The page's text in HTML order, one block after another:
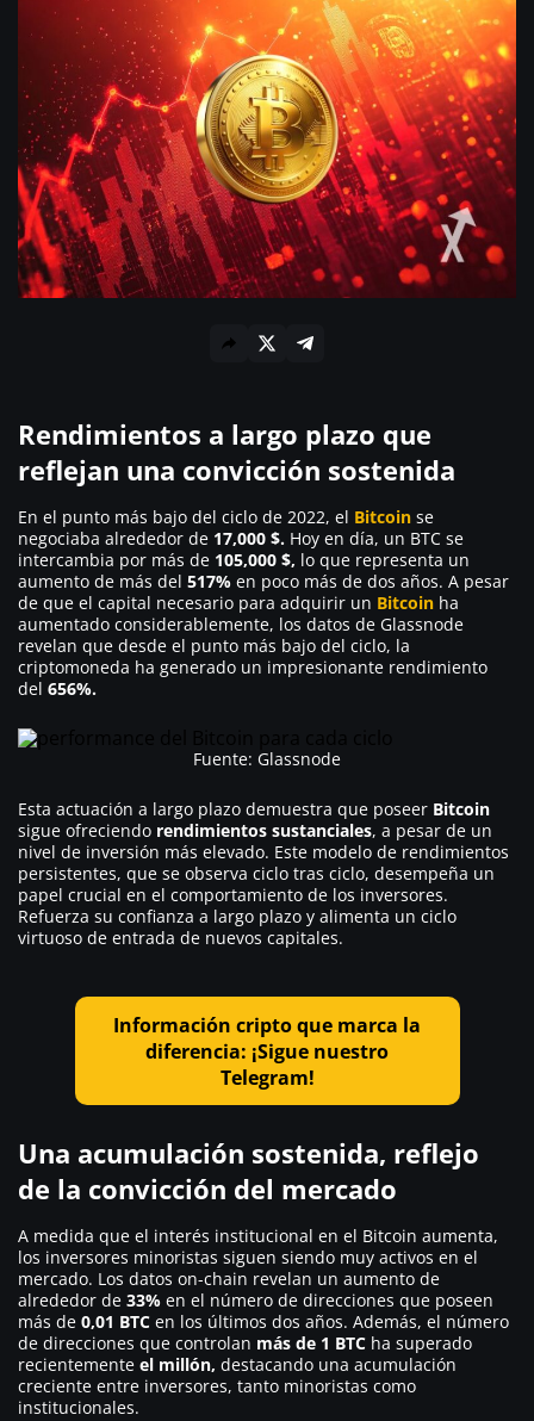
Rendimientos a largo plazo que
reflejan una convicción sostenida
En el punto más bajo del ciclo de 2022, el Bitcoin se
negociaba alrededor de 17,000 $. Hoy en día, un BTC se
intercambia por más de 105,000 $, lo que representa un
aumento de más del 517% en poco más de dos años. A pesar
de que el capital necesario para adquirir un Bitcoin ha
aumentado considerablemente, los datos de Glassnode
revelan que desde el punto más bajo del ciclo, la
criptomoneda ha generado un impresionante rendimiento
del 656%.
Fuente: Glassnode
Esta actuación a largo plazo demuestra que poseer Bitcoin
sigue ofreciendo rendimientos sustanciales, a pesar de un
nivel de inversión más elevado. Este modelo de rendimientos
persistentes, que se observa ciclo tras ciclo, desempeña un
papel crucial en el comportamiento de los inversores.
Refuerza su confianza a largo plazo y alimenta un ciclo
virtuoso de entrada de nuevos capitales.
Información cripto que marca la
diferencia: ¡Sigue nuestro
Telegram!
Una acumulación sostenida, reflejo
de la convicción del mercado
A medida que el interés institucional en el Bitcoin aumenta,
los inversores minoristas siguen siendo muy activos en el
mercado. Los datos on-chain revelan un aumento de
alrededor de 33% en el número de direcciones que poseen
más de 0,01 BTC en los últimos dos años. Además, el número
de direcciones que controlan más de 1 BTC ha superado
recientemente el millón, destacando una acumulación
creciente entre inversores, tanto minoristas como
institucionales.